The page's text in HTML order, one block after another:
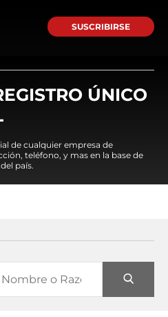
SUSCRIBIRSE
ÚNICO
de cualquier empresa de
teléfono, y mas en la base de
país.